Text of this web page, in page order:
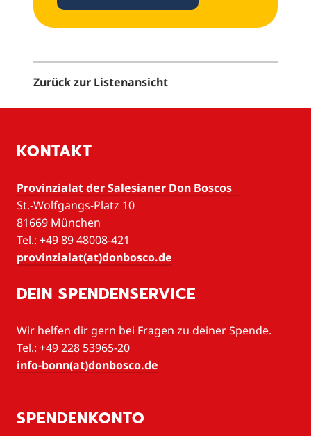
Zurück zur Listenansicht
KONTAKT
Provinzialat der Salesianer Don Boscos
St.-Wolfgangs-Platz 10
81669 München
Tel.: +49 89 48008-421
provinzialat(at)donbosco.de
DEIN SPENDENSERVICE
Wir helfen dir gern bei Fragen zu deiner Spende.
Tel.: +49 228 53965-20
info-bonn(at)donbosco.de
SPENDENKONTO